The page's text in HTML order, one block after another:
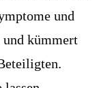
und
und kümmert